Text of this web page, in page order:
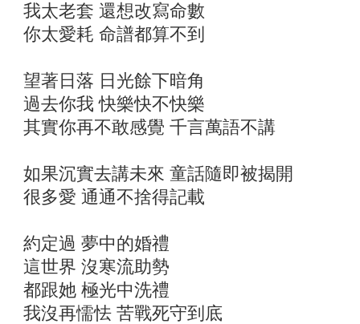
我太老套 還想改寫命數
你太愛耗 命譜都算不到
望著日落 日光餘下暗角
過去你我 快樂快不快樂
其實你再不敢感覺 千言萬語不講
如果沉實去講未來 童話隨即被揭開
很多愛 通通不捨得記載
約定過 夢中的婚禮
這世界 沒寒流助勢
都跟她 極光中洗禮
我沒再懦怯 苦戰死守到底